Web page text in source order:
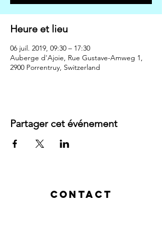
Heure et lieu
06 juil. 2019, 09:30 – 17:30
Auberge d'Ajoie, Rue Gustave-Amweg 1,
2900 Porrentruy, Switzerland
Partager cet événement
Contact